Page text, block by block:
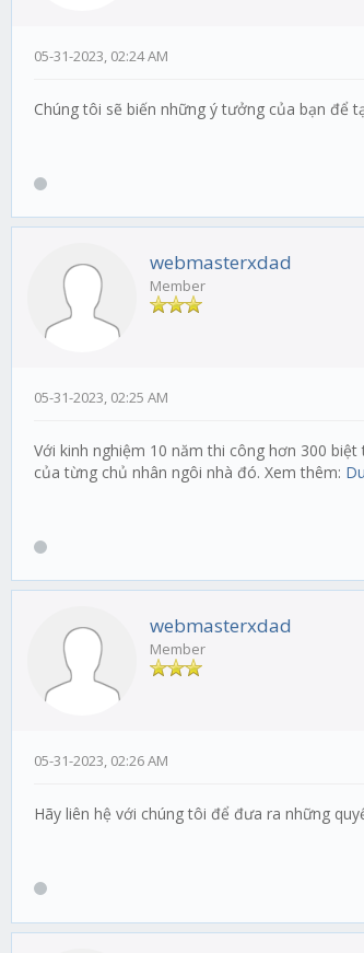
05-31-2023, 02:24 AM
Chúng tôi sẽ biến những ý tưởng của bạn để
webmasterxdad
Member
05-31-2023, 02:25 AM
Với kinh nghiệm 10 năm thi công hơn 300
của từng chủ nhân ngôi nhà đó. Xem thêm:
webmasterxdad
Member
05-31-2023, 02:26 AM
Hãy liên hệ với chúng tôi để đưa ra những